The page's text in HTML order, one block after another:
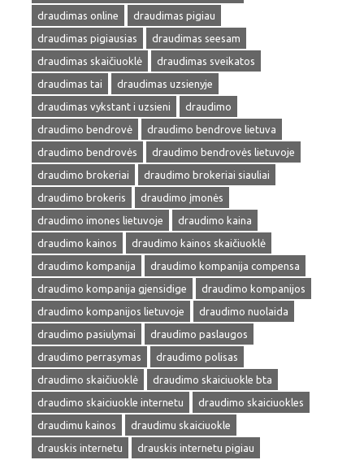
draudimas online
draudimas pigiau
draudimas pigiausias
draudimas seesam
draudimas skaičiuoklė
draudimas sveikatos
draudimas tai
draudimas uzsienyje
draudimas vykstant i uzsieni
draudimo
draudimo bendrovė
draudimo bendrove lietuva
draudimo bendrovės
draudimo bendrovės lietuvoje
draudimo brokeriai
draudimo brokeriai siauliai
draudimo brokeris
draudimo įmonės
draudimo imones lietuvoje
draudimo kaina
draudimo kainos
draudimo kainos skaičiuoklė
draudimo kompanija
draudimo kompanija compensa
draudimo kompanija gjensidige
draudimo kompanijos
draudimo kompanijos lietuvoje
draudimo nuolaida
draudimo pasiulymai
draudimo paslaugos
draudimo perrasymas
draudimo polisas
draudimo skaičiuoklė
draudimo skaiciuokle bta
draudimo skaiciuokle internetu
draudimo skaiciuokles
draudimu kainos
draudimu skaiciuokle
drauskis internetu
drauskis internetu pigiau